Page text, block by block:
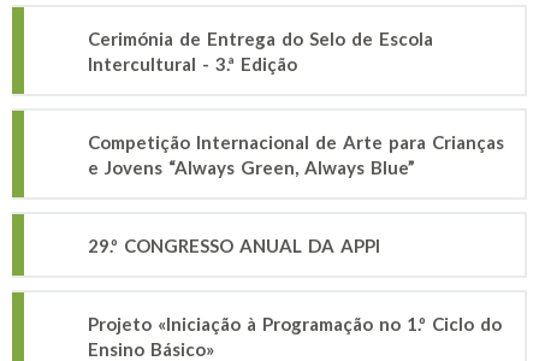
Cerimónia de Entrega do Selo de Escola
Intercultural - 3.ª Edição
Competição Internacional de Arte para Crianças
e Jovens “Always Green, Always Blue”
29.º CONGRESSO ANUAL DA APPI
Projeto «Iniciação à Programação no 1.º Ciclo do
Ensino Básico»